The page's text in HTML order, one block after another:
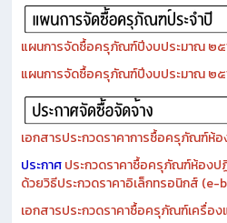
ประกาศผลการคัดเลือกนักเรียน
ประกาศมาตรการลดการใช้พลัง
ตะวันออกกลาง
แผนการจัดซื้อครุภัณฑ์ปีงบประมาณ ๒
แผนการจัดซื้อครุภัณฑ์ปีงบประมาณ ๒
เอกสารประกวดราคาการซื้อครุภัณฑ์ห้